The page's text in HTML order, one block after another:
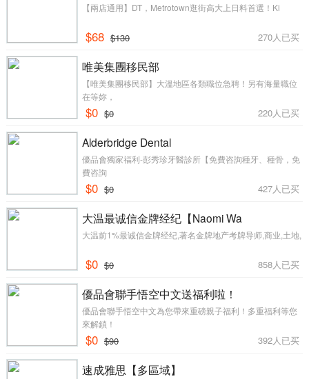
【兩店通用】DT，Metrotown逛街高大上日料首選！Ki
$68 $130 270人已买
唯美集團移民部
【唯美集團移民部】大溫地區各類職位急聘！另有海量職位
在等妳，
$0 $0 220人已买
Alderbridge Dental
優品會獨家福利-彭秀珍牙醫診所【免費咨詢種牙、種骨，免
費咨詢
$0 $0 427人已买
大温最诚信金牌经纪【Naomi Wa
大温前1%最诚信金牌经纪,著名金牌地产考牌导师,商业,土地,
$0 $0 858人已买
優品會聯手悟空中文送福利啦！
優品會聯手悟空中文為您帶來重磅親子福利！多重福利等您
來解鎖！
$0 $90 392人已买
速成雅思【多區域】